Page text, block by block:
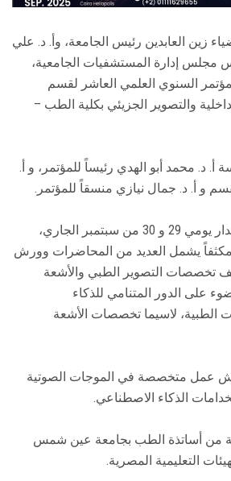
سجل الان
زين العابدين رئيس الجامعة، وأ. د. علي
مجلس إدارة المستشفيات الجامعية،
السنوي العلمي العاشر لقسم
والتصوير الجزيئي بكلية الطب –
أ. د. محمد أبو الهدي رئيساً للمؤتمر، و أ.
و أ. د. جمال نيازي منسقاً للمؤتمر.
ويستمر المؤتمر على مدار يومي 29 و 30 من سبتمبر الجاري،
مكثفاً يشمل العديد من المحاضرات وورش
تخصصات التصوير الطبي والأشعة
على الدور المتنامي للذكاء
الطبية، لاسيما تخصصات الأشعة
عمل متخصصة في الموجات الصوتية
الذكاء الاصطناعي.
من أساتذة الطب بجامعة عين شمس
التعليمية المصرية.